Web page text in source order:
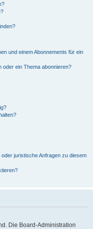
und einem Abonnements für ein
oder ein Thema abonnieren?
juristische Anfragen zu diesem
Die Board-Administration